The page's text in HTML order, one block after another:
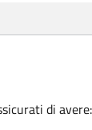
di avere: